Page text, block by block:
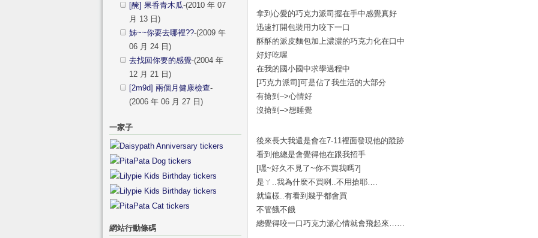
拿到心愛的巧克力派司握在手中感覺真好
迅速打開包裝用力咬下一口
酥酥的派皮麵包加上濃濃的巧克力化在口中
好好吃喔
在我的國小國中求學過程中
[巧克力派司]可是佔了我生活的大部分
有搶到–>心情好
沒搶到–>想睡覺
後來長大我還是會在7-11裡面發現他的蹤跡
看到他總是會覺得他在跟我招手
[嘿~好久不見了~你不買我嗎?]
是ㄚ..我為什麼不買咧..不用搶耶….
就這樣..有看到幾乎都會買
不管餓不餓
總覺得咬一口巧克力派心情就會飛起來……
[醃] 果香青木瓜-(2010 年 07
月 13 日)
姊~~你要去哪裡??-(2009 年
06 月 24 日)
去找回你要的感覺-(2004 年
12 月 21 日)
[2m9d] 兩個月健康檢查-
(2006 年 06 月 27 日)
一家子
網站行動條碼